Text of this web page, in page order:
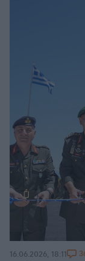
16.06.2026, 18:11